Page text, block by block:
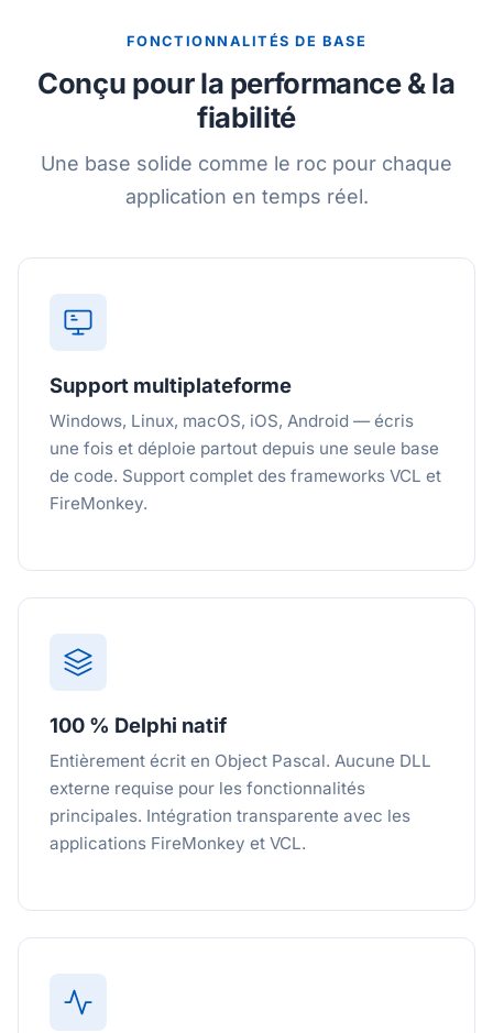
FONCTIONNALITÉS DE BASE
Conçu pour la performance & la
fiabilité
Une base solide comme le roc pour chaque
application en temps réel.
Support multiplateforme
Windows, Linux, macOS, iOS, Android — écris
une fois et déploie partout depuis une seule base
de code. Support complet des frameworks VCL et
FireMonkey.
100 % Delphi natif
Entièrement écrit en Object Pascal. Aucune DLL
externe requise pour les fonctionnalités
principales. Intégration transparente avec les
applications FireMonkey et VCL.